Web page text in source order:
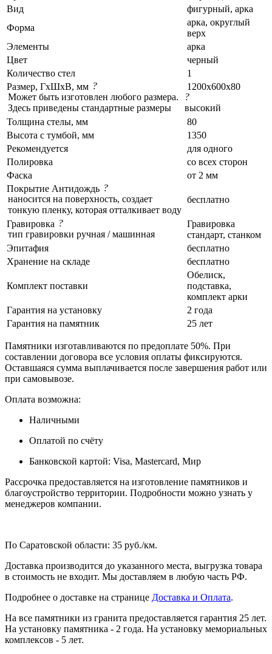
Вид
фигурный, арка
Форма
арка, округлый
верх
Элементы
арка
Цвет
черный
Количество стел
1
Размер, ГxШxВ, мм ?
Может быть изготовлен любого размера.
Здесь приведены стандартные размеры
1200x600x80
?
высокий
Толщина стелы, мм
80
Высота с тумбой, мм
1350
Рекомендуется
для одного
Полировка
со всех сторон
Фаска
от 2 мм
Покрытие Антидождь ?
наносится на поверхность, создает
тонкую пленку, которая отталкивает воду
бесплатно
Гравировка ?
тип гравировки ручная / машинная
Гравировка
стандарт, станком
Эпитафия
бесплатно
Хранение на складе
бесплатно
Комплект поставки
Обелиск,
подставка,
комплект арки
Гарантия на установку
2 года
Гарантия на памятник
25 лет
Памятники изготавливаются по предоплате 50%. При
составлении договора все условия оплаты фиксируются.
Оставшаяся сумма выплачивается после завершения работ или
при самовывозе.
Оплата возможна:
Наличными
Оплатой по счёту
Банковской картой: Visa, Mastercard, Мир
Рассрочка предоставляется на изготовление памятников и
благоустройство территории. Подробности можно узнать у
менеджеров компании.
По Саратовской области: 35 руб./км.
Доставка производится до указанного места, выгрузка товара
в стоимость не входит. Мы доставляем в любую часть РФ.
Подробнее о доставке на странице Доставка и Оплата.
На все памятники из гранита предоставляется гарантия 25 лет.
На установку памятника - 2 года. На установку мемориальных
комплексов - 5 лет.